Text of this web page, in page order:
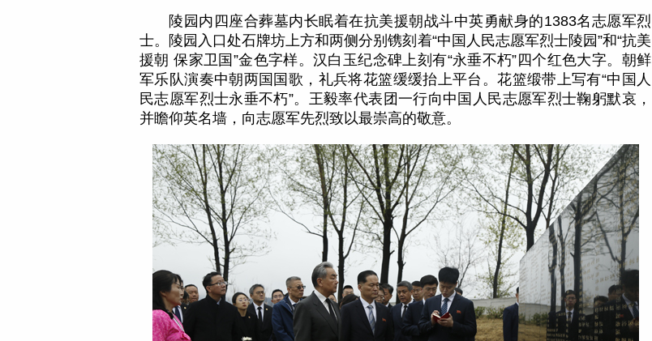
陵园内四座合葬墓内长眠着在抗美援朝战斗中英勇献身的1383名志愿军烈
士。陵园入口处石牌坊上方和两侧分别镌刻着“中国人民志愿军烈士陵园”和“抗美
援朝 保家卫国”金色字样。汉白玉纪念碑上刻有“永垂不朽”四个红色大字。朝鲜
军乐队演奏中朝两国国歌，礼兵将花篮缓缓抬上平台。花篮缎带上写有“中国人
民志愿军烈士永垂不朽”。王毅率代表团一行向中国人民志愿军烈士鞠躬默哀，
并瞻仰英名墙，向志愿军先烈致以最崇高的敬意。